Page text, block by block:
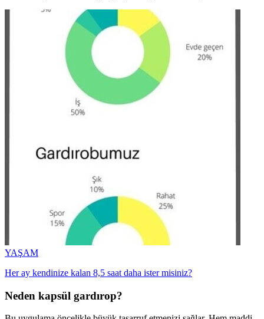
YAŞAM
Her ay kendinize kalan 8,5 saat daha ister misiniz?
Neden kapsül gardırop?